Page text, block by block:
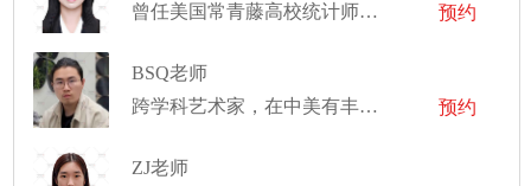
曾任美国常青藤高校统计师一年
预约
BSQ老师
跨学科艺术家，在中美有丰富的艺术创作经验
预约
ZJ老师